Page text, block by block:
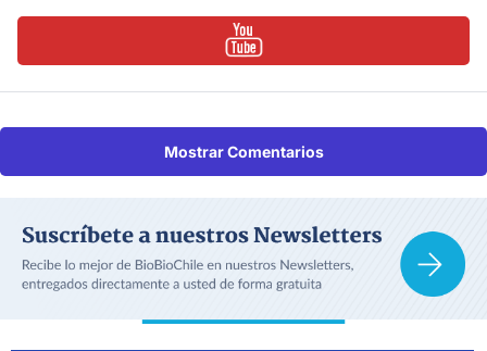
Mostrar Comentarios